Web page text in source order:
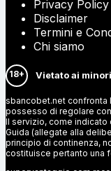
Privacy Policy
Disclaimer
Termini e
Chi siamo
18+ Vietato ai
sbancobet.net confronta
possesso di regolare
Il servizio, come indicato
Guida (allegate alla
principio di continenza,
costituisce pertanto una